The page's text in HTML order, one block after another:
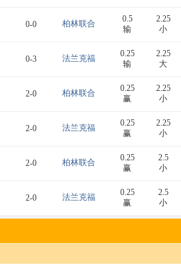
0-0 柏林联合
0.5
输
2.25
小
0-3 法兰克福
0.25
输
2.25
大
2-0 柏林联合
0.25
赢
2.25
小
2-0 法兰克福
0.25
赢
2.25
小
2-0 柏林联合
0.25
赢
2.5
小
2-0 法兰克福
0.25
赢
2.5
小